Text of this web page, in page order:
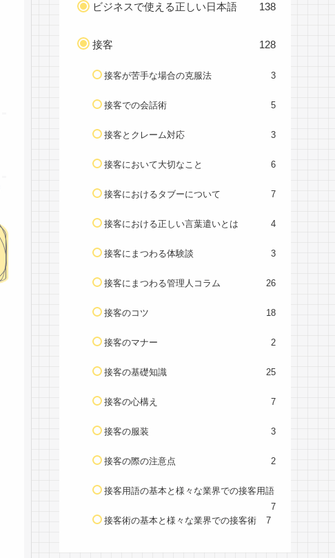
ビジネスで使える正しい日本語 138
接客 128
接客が苦手な場合の克服法 3
接客での会話術 5
接客とクレーム対応 3
接客において大切なこと 6
接客におけるタブーについて 7
接客における正しい言葉遣いとは 4
接客にまつわる体験談 3
接客にまつわる管理人コラム 26
接客のコツ 18
接客のマナー 2
接客の基礎知識 25
接客の心構え 7
接客の服装 3
接客の際の注意点 2
接客用語の基本と様々な業界での接客用語
7
接客術の基本と様々な業界での接客術
7